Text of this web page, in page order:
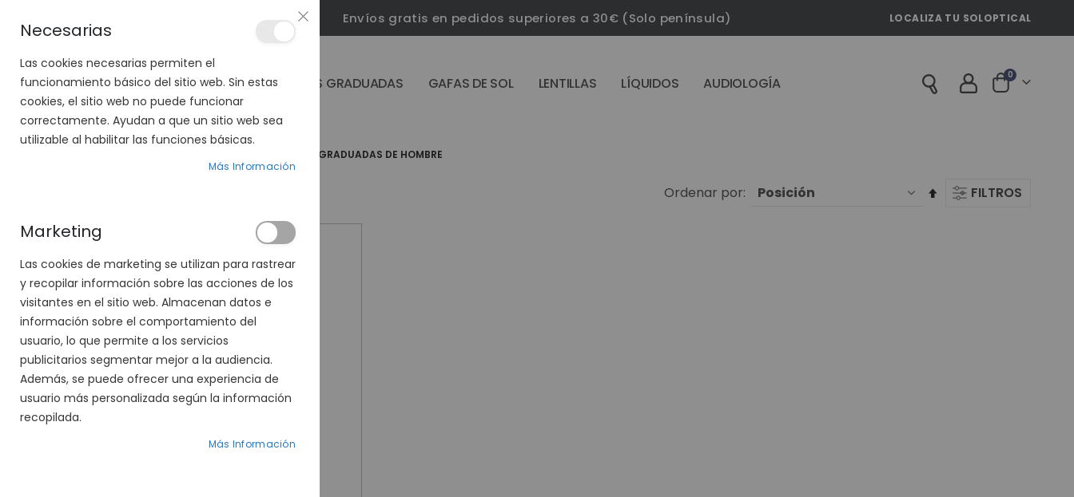
Envíos gratis en pedidos superiores a 30€ (Solo península) LOCALIZA TU SOLOPTICAL
GAFAS GRADUADAS GAFAS DE SOL LENTILLAS LÍQUIDOS AUDIOLOGÍA Cart
0artículos
GAFAS GRADUADAS DE HOMBRE
FILTROS
Ordenar por
Fijar
-40%
Necesarias
Las cookies necesarias permiten el
funcionamiento básico del sitio web. Sin estas
cookies, el sitio web no puede funcionar
correctamente. Ayudan a que un sitio web sea
utilizable al habilitar las funciones básicas.
Más Información
Marketing
Las cookies de marketing se utilizan para rastrear
y recopilar información sobre las acciones de los
visitantes en el sitio web. Almacenan datos e
información sobre el comportamiento del
usuario, lo que permite a los servicios
publicitarios segmentar mejor a la audiencia.
Además, se puede ofrecer una experiencia de
usuario más personalizada según la información
recopilada.
Más Información